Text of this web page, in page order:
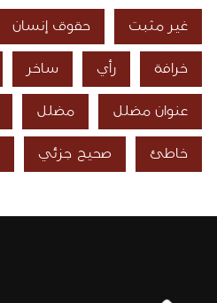
غير مثبت حقوق إنسان
خرافة رأي ساخر
عنوان مضلل مضلل
خاطئ صحيح جزئي